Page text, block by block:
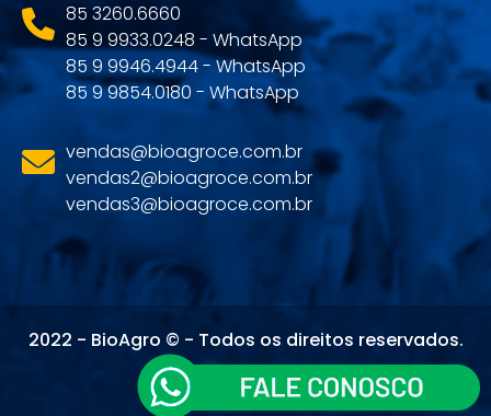
85 3260.6660
85 9 9933.0248 - WhatsApp
85 9 9946.4944 - WhatsApp
85 9 9854.0180 - WhatsApp
vendas@bioagroce.com.br
vendas2@bioagroce.com.br
vendas3@bioagroce.com.br
2022 - BioAgro © - Todos os direitos reservados.